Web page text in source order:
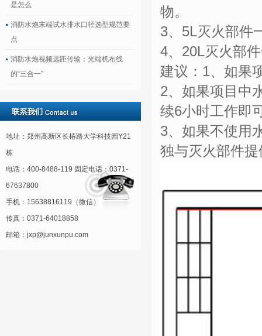
是怎么
消防水炮末端试水排水口径选型规范要
点
消防水炮视频远距传输：光端机布线
的“三合一”
地址：郑州高新区长椿路大学科技园Y21
栋
电话：400-8488-119 固定电话：0371-
67637800
手机：15638816119（微信）
传真：0371-64018858
邮箱：jxp@junxunpu.com
物。
3、5L灭火部件
4、20L灭火部
建议：1、如果
2、如果项目中
续6小时工作即
3、如果不使用
独与灭火部件提